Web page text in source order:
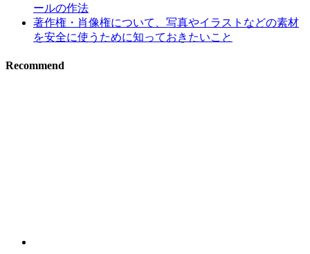
ールの作法
著作権・肖像権について、写真やイラストなどの素材
を安全に使うために知っておきたいこと
Recommend